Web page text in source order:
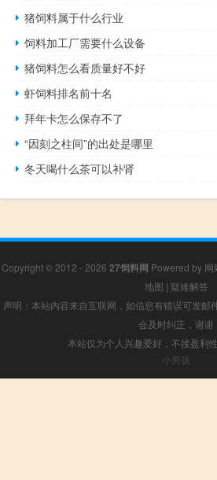
猪饲料属于什么行业
饲料加工厂需要什么设备
猪饲料怎么看质量好不好
虾饲料排名前十名
拜年卡怎么保存不了
“因刻之柱间”的出处是哪里
冬天喝什么茶可以补肾
Copyright © 2012 - 2026 27饲料网 Powered by 网
地图 | 疑难解答
声明：本站内容来自互联网，如信息有错误可发邮
会及时纠正，谢谢
本站仅为个人兴趣爱好，不接盈利
小男孩